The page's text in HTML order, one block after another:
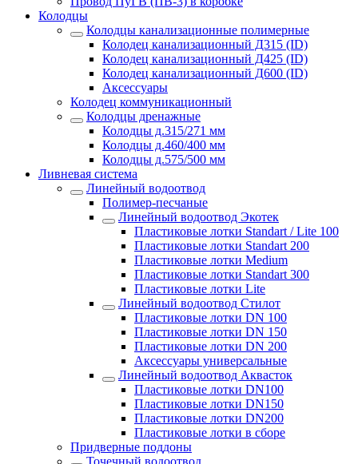
Колодцы
Колодцы канализационные полимерные
Колодец канализационный Д315 (ID)
Колодец канализационный Д425 (ID)
Колодец канализационный Д600 (ID)
Аксессуары
Колодец коммуникационный
Колодцы дренажные
Колодцы д.315/271 мм
Колодцы д.460/400 мм
Колодцы д.575/500 мм
Ливневая система
Линейный водоотвод
Полимер-песчаные
Линейный водоотвод Экотек
Пластиковые лотки Standart / Lite 100
Пластиковые лотки Standart 200
Пластиковые лотки Medium
Пластиковые лотки Standart 300
Пластиковые лотки Lite
Линейный водоотвод Стилот
Пластиковые лотки DN 100
Пластиковые лотки DN 150
Пластиковые лотки DN 200
Аксессуары универсальные
Линейный водоотвод Аквасток
Пластиковые лотки DN100
Пластиковые лотки DN150
Пластиковые лотки DN200
Пластиковые лотки в сборе
Придверные поддоны
Точечный водоотвод